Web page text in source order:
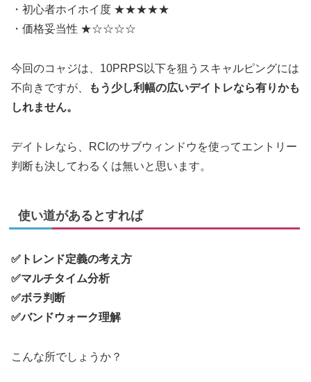
・初心者ホイホイ度 ★★★★★
・価格妥当性 ★☆☆☆☆
今回のコャジは、10PRPS以下を狙うスキャルピングには
不向きですが、
もう少し利幅の広いデイトレなら有りかも
しれません。
デイトレなら、RCIのサブウィンドウを使ってエントリー
判断も決してわるくは無いと思います。
使い道があるとすれば
✅トレンド定義の考え方
✅マルチタイム分析
✅ボラ判断
✅バンドウォーク理解
こんな所でしょうか？